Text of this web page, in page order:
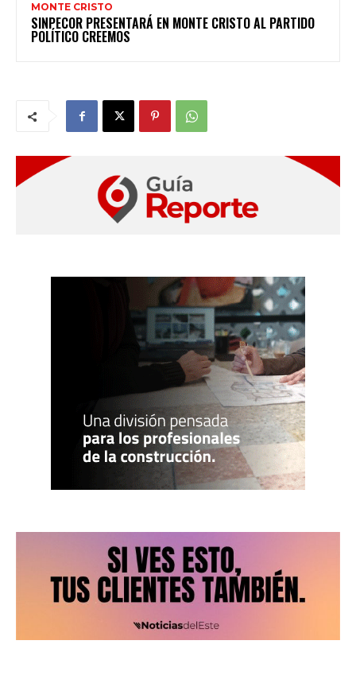
MONTE CRISTO
SINPECOR PRESENTARÁ EN MONTE CRISTO AL PARTIDO
POLÍTICO CREEMOS